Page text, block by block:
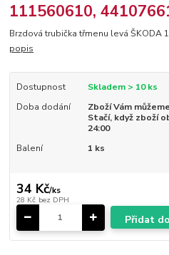
111560610,
Brzdová trubička třmenu levá ŠKODA
popis
Dostupnost
Skladem > 10 ks
Doba dodání
Zboží Vám
Stačí, když zboží
24:00
Balení
1 ks
34 Kč/ks
28 Kč bez DPH
Přidat